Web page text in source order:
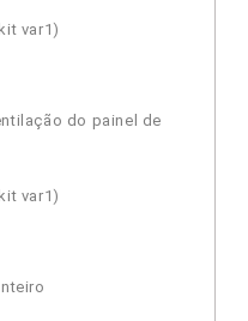
var1)
do painel de
var1)